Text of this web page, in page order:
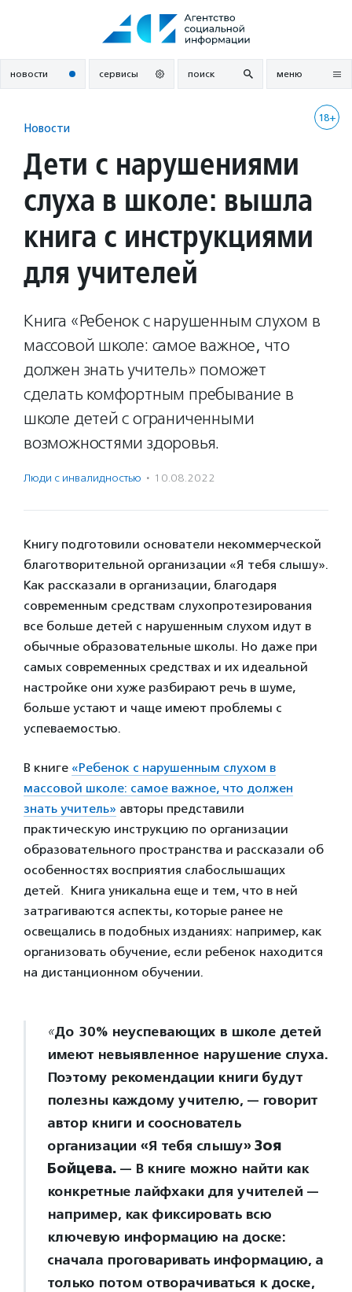
новости сервисы поиск меню
18+
Новости
Дети с нарушениями
слуха в школе: вышла
книга с инструкциями
для учителей
Книга «Ребенок с нарушенным слухом в
массовой школе: самое важное, что
должен знать учитель» поможет
сделать комфортным пребывание в
школе детей с ограниченными
возможностями здоровья.
Люди с инвалидностью · 10.08.2022
Книгу подготовили основатели некоммерческой
благотворительной организации «Я тебя слышу».
Как рассказали в организации, благодаря
современным средствам слухопротезирования
все больше детей с нарушенным слухом идут в
обычные образовательные школы. Но даже при
самых современных средствах и их идеальной
настройке они хуже разбирают речь в шуме,
больше устают и чаще имеют проблемы с
успеваемостью.
В книге «Ребенок с нарушенным слухом в
массовой школе: самое важное, что должен
знать учитель» авторы представили
практическую инструкцию по организации
образовательного пространства и рассказали об
особенностях восприятия слабослышащих
детей. Книга уникальна еще и тем, что в ней
затрагиваются аспекты, которые ранее не
освещались в подобных изданиях: например, как
организовать обучение, если ребенок находится
на дистанционном обучении.
«До 30% неуспевающих в школе детей
имеют невыявленное нарушение слуха.
Поэтому рекомендации книги будут
полезны каждому учителю, — говорит
автор книги и сооснователь
организации «Я тебя слышу»Зоя
Бойцева. — В книге можно найти как
конкретные лайфхаки для учителей —
например, как фиксировать всю
ключевую информацию на доске:
сначала проговаривать информацию, а
только потом отворачиваться к доске,